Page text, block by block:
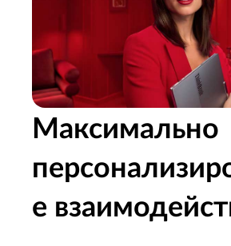
Максимально
е